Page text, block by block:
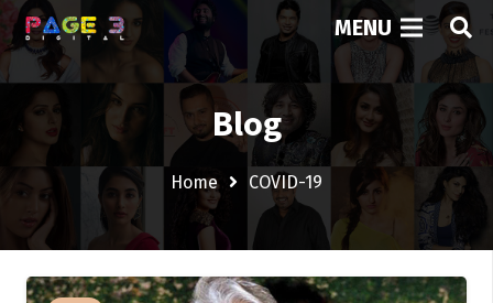
MENU
Blog
Home COVID-19